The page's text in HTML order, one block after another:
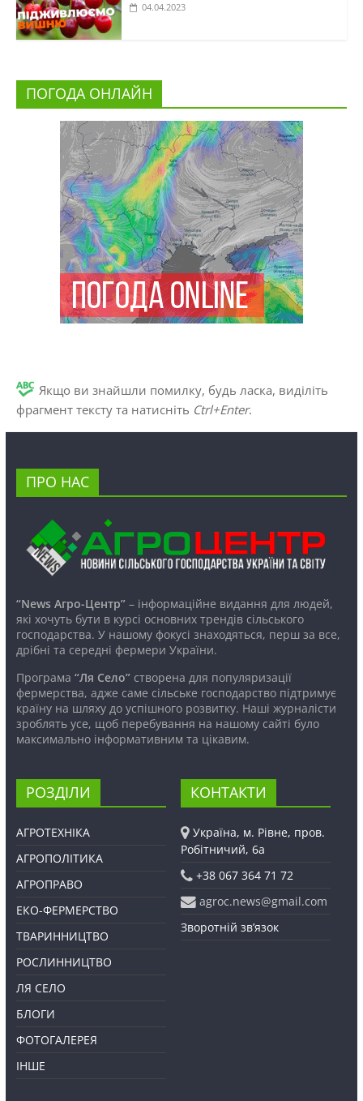
04.04.2023
ПОГОДА ОНЛАЙН
Якщо ви знайшли помилку, будь ласка, виділіть
фрагмент тексту та натисніть Ctrl+Enter.
ПРО НАС
“News Агро-Центр”– інформаційне видання для людей,
які хочуть бути в курсі основних трендів сільського
господарства. У нашому фокусі знаходяться, перш за все,
дрібні та середні фермери України.
Програма “Ля Село”створена для популяризації
фермерства, адже саме сільське господарство підтримує
країну на шляху до успішного розвитку. Наші журналісти
зроблять усе, щоб перебування на нашому сайті було
максимально інформативним та цікавим.
РОЗДІЛИ
АГРОТЕХНІКА
АГРОПОЛІТИКА
АГРОПРАВО
ЕКО-ФЕРМЕРСТВО
ТВАРИННИЦТВО
РОСЛИННИЦТВО
ЛЯ СЕЛО
БЛОГИ
ФОТОГАЛЕРЕЯ
ІНШЕ
КОНТАКТИ
Україна, м. Рівне, пров.
Робітничий, 6а
+38 067 364 71 72
agroc.news@gmail.com
Зворотній зв’язок